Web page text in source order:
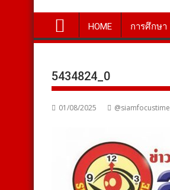
HOME การศึกษา
5434824_0
01/08/2025 @siamfocustime